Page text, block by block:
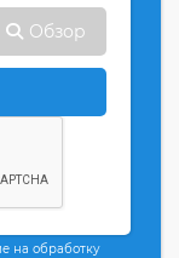
Обзор
на обработку